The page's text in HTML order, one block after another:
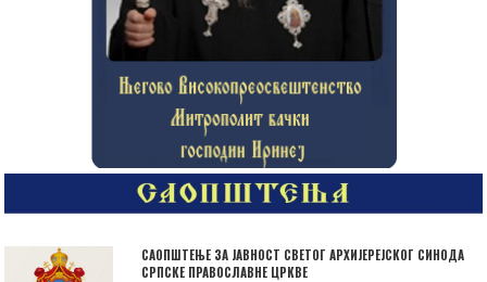
САОПШТЕЊЕ ЗА ЈАВНОСТ СВЕТОГ АРХИЈЕРЕЈСКОГ СИНОДА
СРПСКЕ ПРАВОСЛАВНЕ ЦРКВЕ